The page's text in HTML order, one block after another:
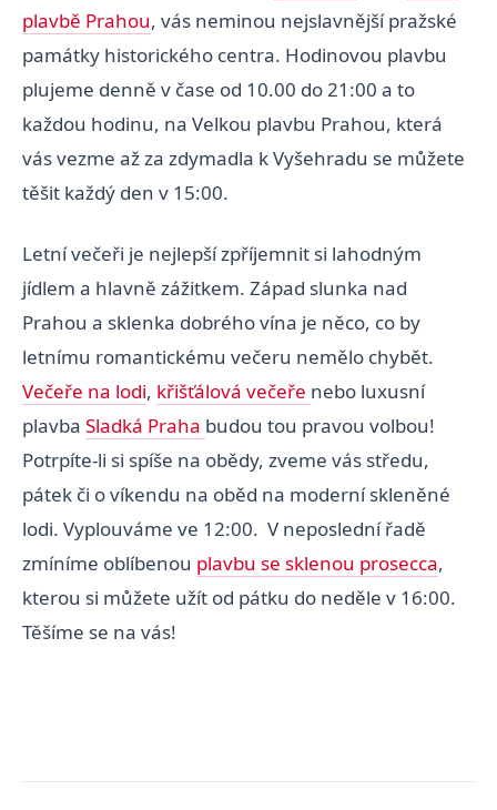
plavbě Prahou, vás neminou nejslavnější pražské
památky historického centra. Hodinovou plavbu
plujeme denně v čase od 10.00 do 21:00 a to
každou hodinu, na Velkou plavbu Prahou, která
vás vezme až za zdymadla k Vyšehradu se můžete
těšit každý den v 15:00.
Letní večeři je nejlepší zpříjemnit si lahodným
jídlem a hlavně zážitkem. Západ slunka nad
Prahou a sklenka dobrého vína je něco, co by
letnímu romantickému večeru nemělo chybět.
Večeře na lodi, křišťálová večeře nebo luxusní
plavba Sladká Praha budou tou pravou volbou!
Potrpíte-li si spíše na obědy, zveme vás středu,
pátek či o víkendu na oběd na moderní skleněné
lodi. Vyplouváme ve 12:00. V neposlední řadě
zmíníme oblíbenou plavbu se sklenou prosecca,
kterou si můžete užít od pátku do neděle v 16:00.
Těšíme se na vás!